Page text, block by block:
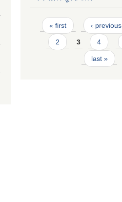
Pages
« first ‹ previous
2 3 4
last »